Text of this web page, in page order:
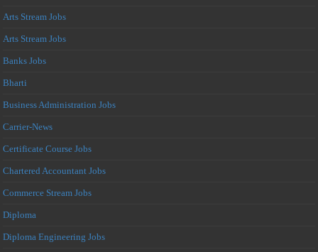
Arts Stream Jobs
Arts Stream Jobs
Banks Jobs
Bharti
Business Administration Jobs
Carrier-News
Certificate Course Jobs
Chartered Accountant Jobs
Commerce Stream Jobs
Diploma
Diploma Engineering Jobs